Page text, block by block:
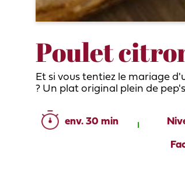
Poulet
Et si vous tentiez le mariage
? Un plat original plein de
env. 30 min